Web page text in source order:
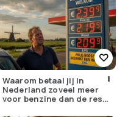
Waarom betaal jij in
Nederland zoveel meer
voor benzine dan de rest